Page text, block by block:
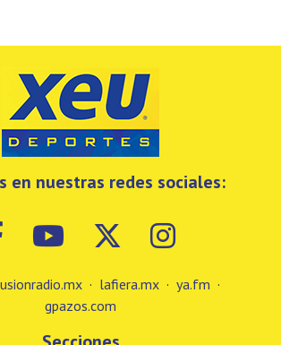
en nuestras redes sociales:
· lafiera.mx · ya.fm ·
gpazos.com